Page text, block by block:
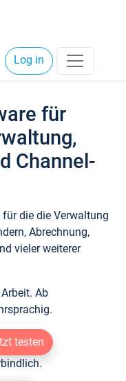
Log in
für
Channel-
die die Verwaltung
Abrechnung,
vieler weiterer
Ab
testen